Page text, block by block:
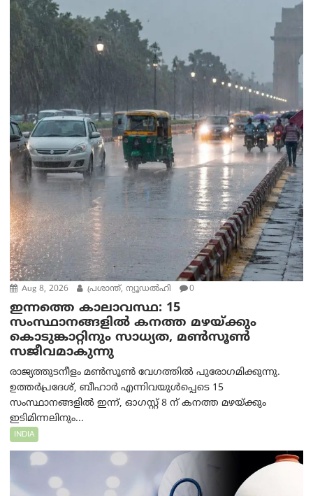
Aug 8, 2026 പ്രശാന്ത്, ന്യൂഡല്‍ഹി 0
ഇന്നത്തെ കാലാവസ്ഥ: 15
സംസ്ഥാനങ്ങളിൽ കനത്ത മഴയ്ക്കും
കൊടുങ്കാറ്റിനും സാധ്യത, മൺസൂൺ
സജീവമാകുന്നു
രാജ്യത്തുടനീളം മൺസൂൺ വേഗത്തിൽ പുരോഗമിക്കുന്നു.
ഉത്തർപ്രദേശ്, ബീഹാർ എന്നിവയുൾപ്പെടെ 15
സംസ്ഥാനങ്ങളിൽ ഇന്ന്, ഓഗസ്റ്റ് 8 ന് കനത്ത മഴയ്ക്കും
ഇടിമിന്നലിനും...
INDIA